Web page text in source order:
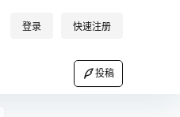
登录 快速注册
投稿